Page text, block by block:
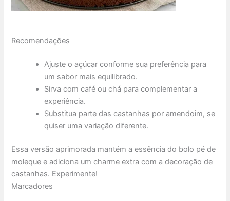
Recomendações
Ajuste o açúcar conforme sua preferência para
um sabor mais equilibrado.
Sirva com café ou chá para complementar a
experiência.
Substitua parte das castanhas por amendoim, se
quiser uma variação diferente.
Essa versão aprimorada mantém a essência do bolo pé de
moleque e adiciona um charme extra com a decoração de
castanhas. Experimente!
Marcadores